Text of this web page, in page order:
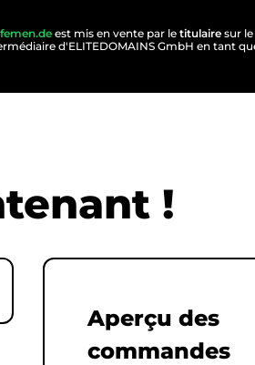
femen.de est mis en vente par le titulaire sur le
d'ELITEDOMAINS GmbH en tant
!
Aperçu des
commandes